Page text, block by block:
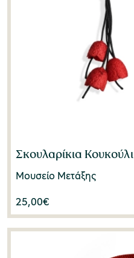
Σκουλαρίκια Κουκούλι
Μουσείο Μετάξης
25,00€